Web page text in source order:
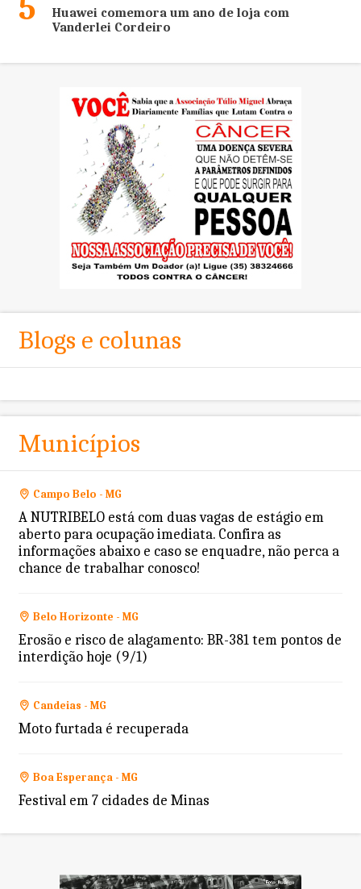
5
Huawei comemora um ano de loja com
Vanderlei Cordeiro
Blogs e colunas
Municípios
Campo Belo - MG
A NUTRIBELO está com duas vagas de estágio em
aberto para ocupação imediata. Confira as
informações abaixo e caso se enquadre, não perca a
chance de trabalhar conosco!
Belo Horizonte - MG
Erosão e risco de alagamento: BR-381 tem pontos de
interdição hoje (9/1)
Candeias - MG
Moto furtada é recuperada
Boa Esperança - MG
Festival em 7 cidades de Minas